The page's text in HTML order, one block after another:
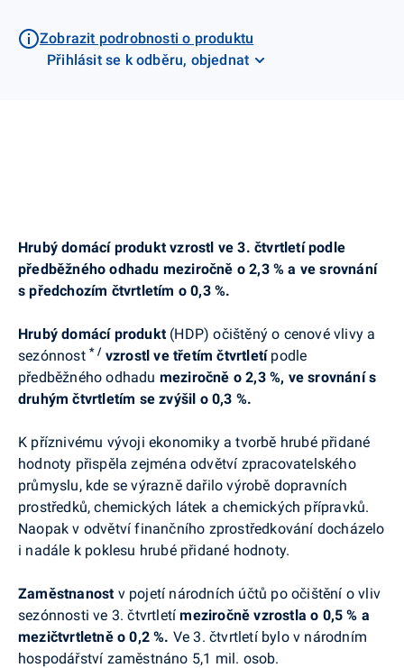
Zobrazit podrobnosti o produktu
Přihlásit se k odběru, objednat
Hrubý domácí produkt vzrostl ve 3. čtvrtletí podle
předběžného odhadu meziročně o 2,3 % a ve srovnání
s předchozím čtvrtletím o 0,3 %.
Hrubý domácí produkt (HDP) očištěný o cenové vlivy a
sezónnost * / vzrostl ve třetím čtvrtletípodle
předběžného odhadu meziročně o 2,3 %, ve srovnání s
druhým čtvrtletím se zvýšil o 0,3 %.
K příznivému vývoji ekonomiky a tvorbě hrubé přidané
hodnoty přispěla zejména odvětví zpracovatelského
průmyslu, kde se výrazně dařilo výrobě dopravních
prostředků, chemických látek a chemických přípravků.
Naopak v odvětví finančního zprostředkování docházelo
i nadále k poklesu hrubé přidané hodnoty.
Zaměstnanost v pojetí národních účtů po očištění o vliv
sezónnosti ve 3. čtvrtletímeziročně vzrostla o 0,5 % a
mezičtvrtletně o 0,2 %. Ve 3. čtvrtletí bylo v národním
hospodářství zaměstnáno 5,1 mil. osob.